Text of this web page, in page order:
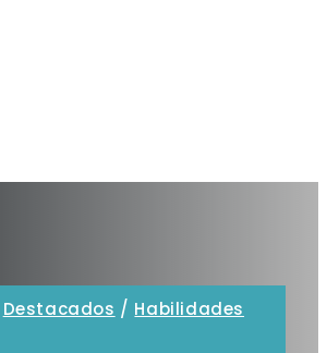
Destacados / Habilidades